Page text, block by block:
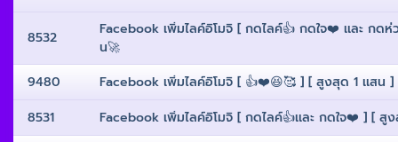
8532
Facebook เพิ่มไลค์อิโมจิ [ กดไลค์👍 กดใจ❤️ เเละ กด
น🚀
9480
Facebook เพิ่มไลค์อิโมจิ [ 👍❤️😆🥰 ] [ สูงสุด 1 เเสน
8531
Facebook เพิ่มไลค์อิโมจิ [ กดไลค์👍เเละ กดใจ❤️ ] [